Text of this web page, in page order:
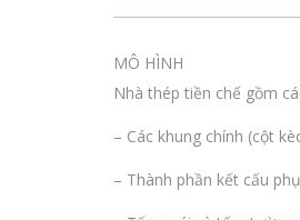
MÔ HÌNH
Nhà thép tiền chế gồm
– Các khung chính (cột
– Thành phần kết cấu